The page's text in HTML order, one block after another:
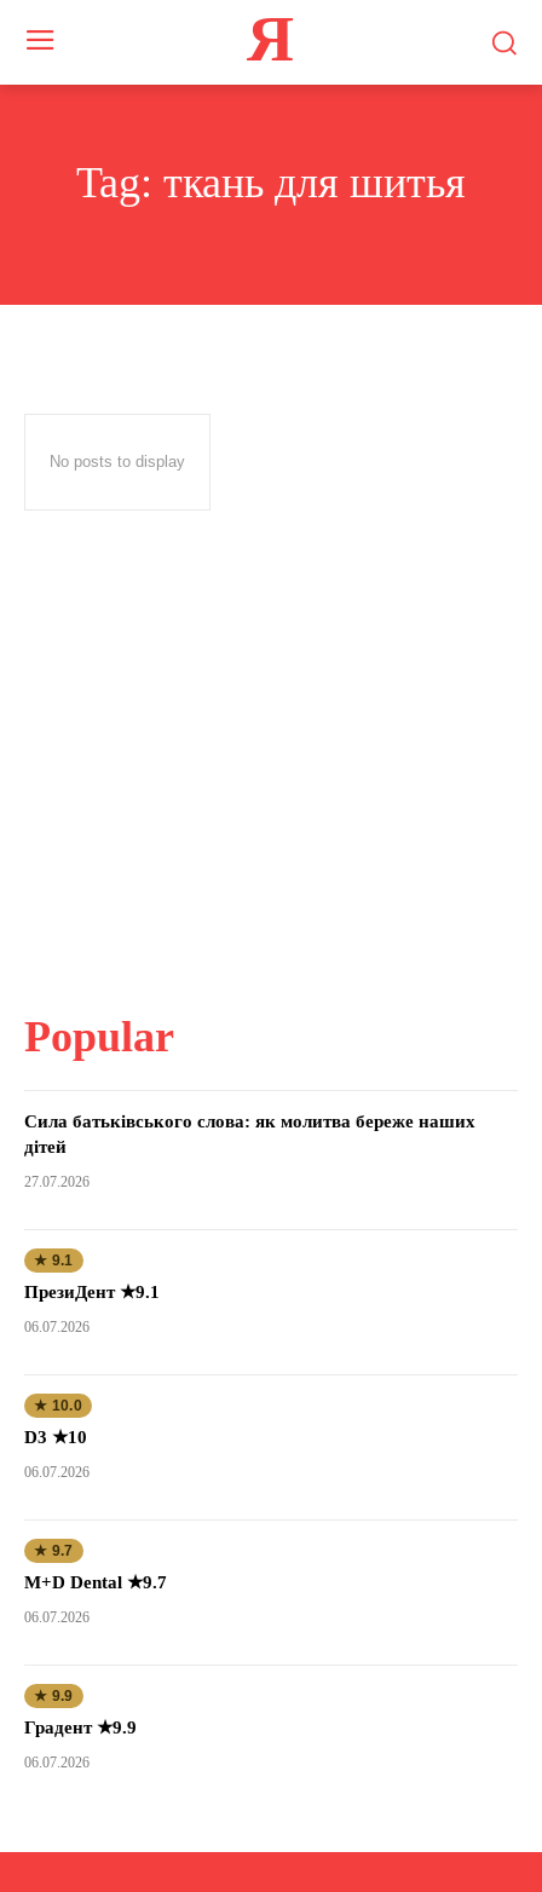
Я
Tag: ткань для шитья
No posts to display
Popular
Сила батьківського слова: як молитва береже наших
дітей
27.07.2026
★ 9.1
ПрезиДент ★9.1
06.07.2026
★ 10.0
D3 ★10
06.07.2026
★ 9.7
M+D Dental ★9.7
06.07.2026
★ 9.9
Градент ★9.9
06.07.2026